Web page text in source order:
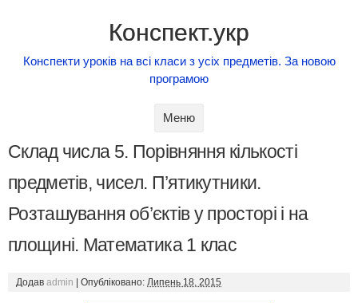
Конспект.укр
Конспекти уроків на всі класи з усіх предметів. За новою
програмою
Меню
Склад числа 5. Порівняння кількості
предметів, чисел. П’ятикутники.
Розташування об’єктів у просторі і на
площині. Математика 1 клас
Додав admin Опубліковано: Липень 18, 2015